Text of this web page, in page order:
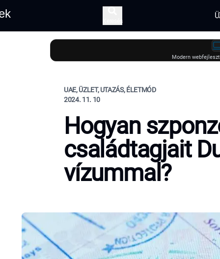
Keresés
Modern
UAE, ÜZLET, UTAZÁS, ÉLETMÓD
2024. 11. 10
Hogyan
családtagjait
vízummal?